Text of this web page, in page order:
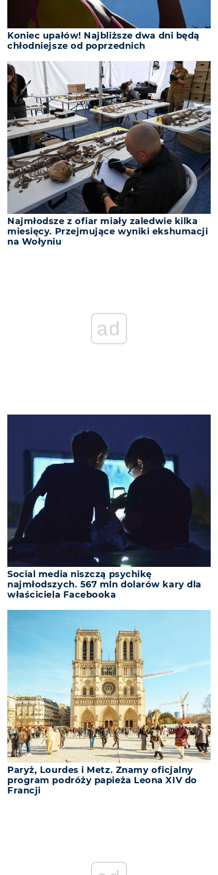
Koniec upałów! Najbliższe dwa dni będą
chłodniejsze od poprzednich
Najmłodsze z ofiar miały zaledwie kilka
miesięcy. Przejmujące wyniki ekshumacji
na Wołyniu
ad
Social media niszczą psychikę
najmłodszych. 567 mln dolarów kary dla
właściciela Facebooka
Paryż, Lourdes i Metz. Znamy oficjalny
program podróży papieża Leona XIV do
Francji